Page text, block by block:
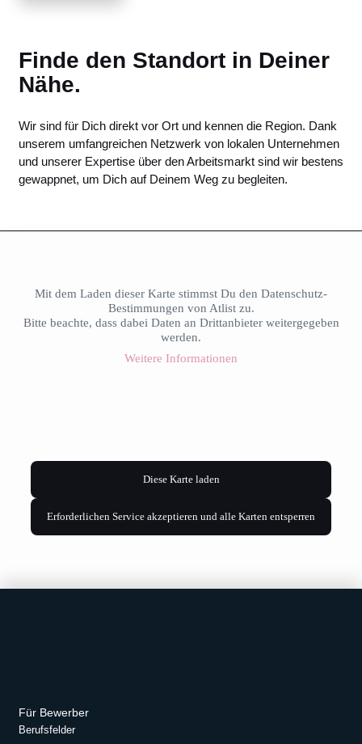
Finde den Standort in Deiner
Nähe.
Wir sind für Dich direkt vor Ort und kennen die Region. Dank
unserem umfangreichen Netzwerk von lokalen Unternehmen
und unserer Expertise über den Arbeitsmarkt sind wir bestens
gewappnet, um Dich auf Deinem Weg zu begleiten.
Mit dem Laden dieser Karte stimmst Du den Datenschutz-
Bestimmungen von Atlist zu.
Bitte beachte, dass dabei Daten an Drittanbieter weitergegeben
werden.
Weitere Informationen
Diese Karte laden
Erforderlichen Service akzeptieren und alle Karten entsperren
Für Bewerber
Berufsfelder